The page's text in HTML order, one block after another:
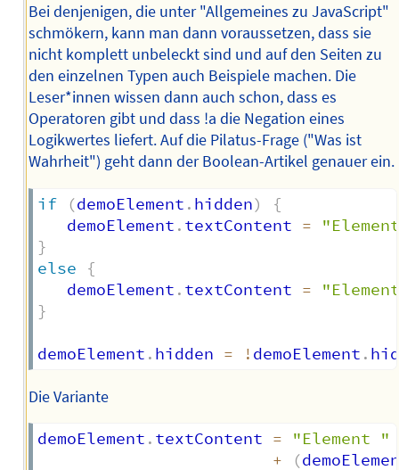
Bei denjenigen, die unter "Allgemeines zu JavaScript"
schmökern, kann man dann voraussetzen, dass sie
nicht komplett unbeleckt sind und auf den Seiten zu
den einzelnen Typen auch Beispiele machen. Die
Leser*innen wissen dann auch schon, dass es
Operatoren gibt und dass !a die Negation eines
Logikwertes liefert. Auf die Pilatus-Frage ("Was ist
Wahrheit") geht dann der Boolean-Artikel genauer ein.
if (demoElement . hidden)
{
   demoElement
. textContent =
}
else
{
   demoElement
. textContent =
}
demoElement . hidden = ! demoElement .
Die Variante
demoElement . textContent =
"Element "
+
(